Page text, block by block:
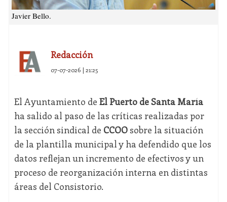
Javier Bello.
Redacción
07-07-2026 | 21:25
El Ayuntamiento de El Puerto de Santa María
ha salido al paso de las críticas realizadas por
la sección sindical de CCOOsobre la situación
de la plantilla municipal y ha defendido que los
datos reflejan un incremento de efectivos y un
proceso de reorganización interna en distintas
áreas del Consistorio.